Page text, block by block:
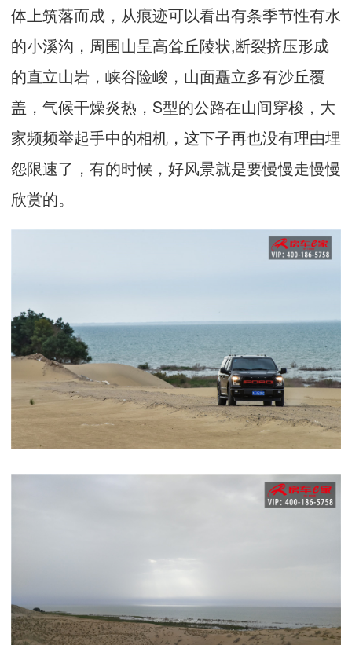
体上筑落而成，从痕迹可以看出有条季节性有水
的小溪沟，周围山呈高耸丘陵状,断裂挤压形成
的直立山岩，峡谷险峻，山面矗立多有沙丘覆
盖，气候干燥炎热， S型的公路在山间穿梭，大
家频频举起手中的相机，这下子再也没有理由埋
怨限速了，有的时候，好风景就是要慢慢走慢慢
欣赏的。